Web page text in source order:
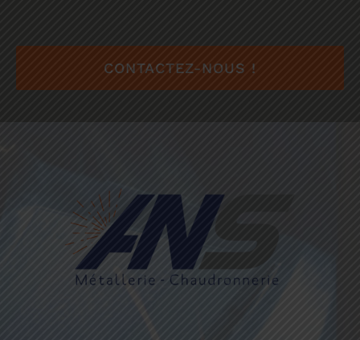
CONTACTEZ-NOUS !